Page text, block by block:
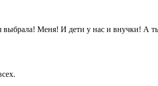
Меня! И дети у нас и внучки! А